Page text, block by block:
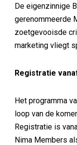
De eigenzinnige
gerenommeerde
zoetgevooisde
marketing vliegt
Registratie
Het programma
loop van de
Registratie is
Nima Members